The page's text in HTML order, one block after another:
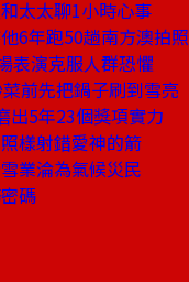
太太聊1小時心事
6年跑50趟南方澳拍照
演克服人群恐懼
前先把鍋子刷到雪亮
5年23個獎項實力
樣射錯愛神的箭
業淪為氣候災民
碼